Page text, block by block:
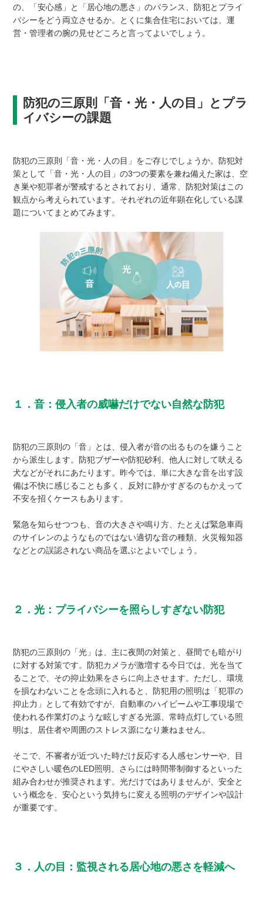
の、「安心感」と「居心地の悪さ」のバランス、防犯とプライ
バシーをどう両立させるか。とくに集合住宅においては、運
営・管理者の腕の見せどころと言ってよいでしょう。
防犯の三原則「音・光・人の目」とプラ
イバシーの課題
防犯の三原則「音・光・人の目」をご存じでしょうか。防犯対
策として「音・光・人の目」の3つの要素を兼ね備えた家は、空
き巣や犯罪者が警戒するとされており、通常、防犯対策はこの
観点から考えられています。それぞれの近年顕在化している課
題についてまとめてみます。
１．音：侵入者の威嚇だけでない自然な防犯
防犯の三原則の「音」とは、侵入者が音の出るものを嫌うこと
から派生します。防犯ブザーや防犯砂利、他人に対して吠える
犬などがそれにあたります。昨今では、単に大きな音を出す設
備は不快に感じることも多く、反対に静かすぎるのもかえって
不安を招くケースもあります。
緊急を知らせつつも、音の大きさや鳴り方、たとえば緊急車両
のサイレンのようなものではない適切な音の種類、火災報知器
などとの誤認されない商品を選ぶとよいでしょう。
２．光：プライバシーを照らしすぎない防犯
防犯の三原則の「光」は、主に夜間の対策と、昼間でも暗がり
に対する対策です。防犯カメラが激増する今日では、光を当て
ることで、その抑止効果をさらに向上させます。ただし、環境
を損なわないことを念頭に入れると、防犯用の照明は「犯罪の
抑止力」として有効ですが、自動車のハイビームや工事現場で
使われる作業灯のような眩しすぎる光源、常時点灯している照
明は、居住者や周囲のストレス源になり兼ねません。
そこで、不審者が近づいた時だけ反応する人感センサーや、目
にやさしい暖色のLED照明、さらには時間帯制御するといった
組み合わせが推奨されます。光だけではありませんが、安全と
いう概念を、安心という気持ちに変える照明のデザインや設計
が重要です。
３．人の目：監視される居心地の悪さを軽減へ